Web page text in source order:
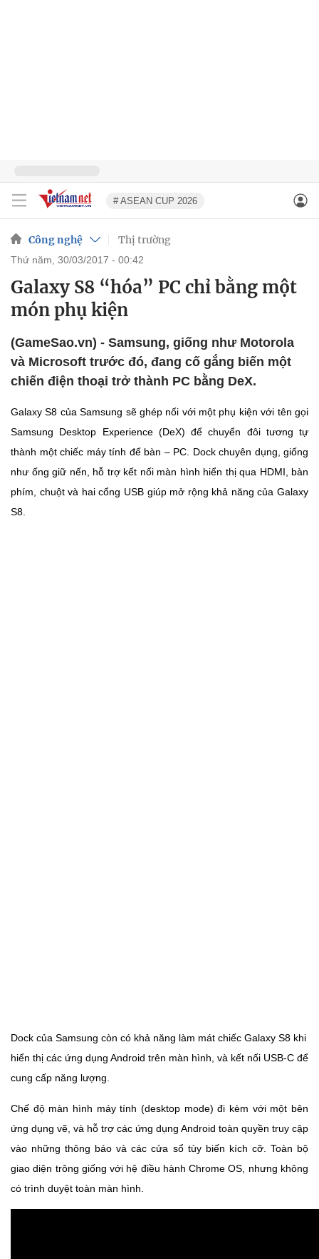
# ASEAN CUP 2026
Công nghệ Thị trường
thứ năm, 30/03/2017 - 00:42
Galaxy S8 “hóa” PC chỉ bằng một
món phụ kiện
(GameSao.vn) - Samsung, giống như Motorola
và Microsoft trước đó, đang cố gắng biến một
chiến điện thoại trở thành PC bằng DeX.
Galaxy S8 của Samsung sẽ ghép nối với một phụ kiện với tên gọi
Samsung Desktop Experience (DeX) để chuyển đôi tương tự
thành một chiếc máy tính để bàn – PC. Dock chuyên dụng, giống
như ống giữ nến, hỗ trợ kết nối màn hình hiển thị qua HDMI, bàn
phím, chuột và hai cổng USB giúp mở rộng khả năng của Galaxy
S8.
Dock của Samsung còn có khả năng làm mát chiếc Galaxy S8 khi
hiển thị các ứng dụng Android trên màn hình, và kết nối USB-C để
cung cấp năng lượng.
Chế độ màn hình máy tính (desktop mode) đi kèm với một bên
ứng dụng vẽ, và hỗ trợ các ứng dụng Android toàn quyền truy cập
vào những thông báo và các cửa sổ tùy biến kích cỡ. Toàn bộ
giao diện trông giống với hệ điều hành Chrome OS, nhưng không
có trình duyệt toàn màn hình.